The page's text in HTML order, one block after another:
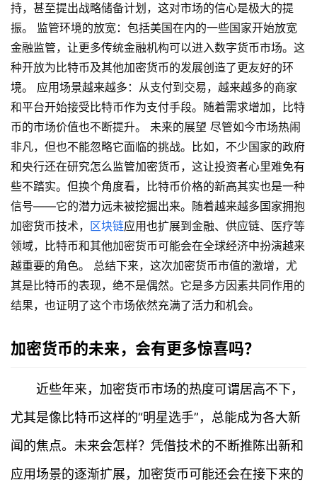
持，甚至提出战略储备计划，这对市场的信心是极大的提
振。 监管环境的放宽：包括美国在内的一些国家开始放宽
金融监管，让更多传统金融机构可以进入数字货币市场。这
种开放为比特币及其他加密货币的发展创造了更友好的环
境。 应用场景越来越多：从支付到交易，越来越多的商家
和平台开始接受比特币作为支付手段。随着需求增加，比特
币的市场价值也不断提升。 未来的展望 尽管如今市场热闹
非凡，但也不能忽略它面临的挑战。比如，不少国家的政府
和央行还在研究怎么监管加密货币，这让投资者心里难免有
些不踏实。但换个角度看，比特币价格的新高其实也是一种
信号——它的潜力远未被挖掘出来。随着越来越多国家拥抱
加密货币技术， 区块链应用也扩展到金融、供应链、医疗等
领域，比特币和其他加密货币可能会在全球经济中扮演越来
越重要的角色。 总结下来，这次加密货币市值的激增，尤
其是比特币的表现，绝不是偶然。它是多方因素共同作用的
结果，也证明了这个市场依然充满了活力和机会。
加密货币的未来，会有更多惊喜吗？
近些年来，加密货币市场的热度可谓居高不下，
尤其是像比特币这样的“明星选手”，总能成为各大新
闻的焦点。未来会怎样？凭借技术的不断推陈出新和
应用场景的逐渐扩展，加密货币可能还会在接下来的